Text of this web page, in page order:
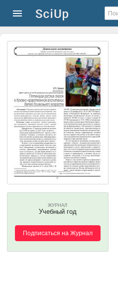
ЖУРНАЛ
Учебный год
Подписаться на Журнал